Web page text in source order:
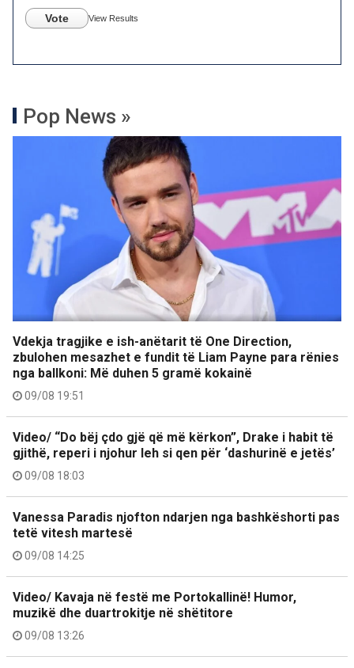
Vote View Results
Pop News »
Vdekja tragjike e ish-anëtarit të One Direction,
zbulohen mesazhet e fundit të Liam Payne para rënies
nga ballkoni: Më duhen 5 gramë kokainë
09/08 19:51
Video/ “Do bëj çdo gjë që më kërkon”, Drake i habit të
gjithë, reperi i njohur leh si qen për ‘dashurinë e jetës’
09/08 18:03
Vanessa Paradis njofton ndarjen nga bashkëshorti pas
tetë vitesh martesë
09/08 14:25
Video/ Kavaja në festë me Portokallinë! Humor,
muzikë dhe duartrokitje në shëtitore
09/08 13:26